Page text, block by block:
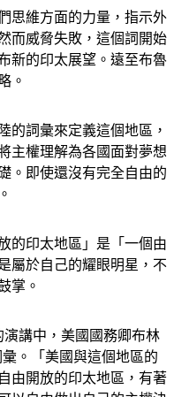
思維方面的力量，指示外
而威脅失敗，這個詞開始
新的印太展望。遠至布魯
。
的詞彙來定義這個地區，
主權理解為各國面對夢想
。即使還沒有完全自由的
的印太地區」是「一個由
屬於自己的耀眼明星，不
掌。
講中，美國國務卿布林
。「美國與這個地區的
由開放的印太地區，有著